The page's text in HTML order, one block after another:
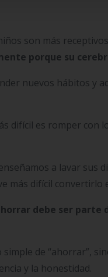
son más
porque su
nuevos hábitos y
difícil es romper con
a lavar sus
más difícil convertirlo
debe ser
de “ahorrar”,
y la honestidad.